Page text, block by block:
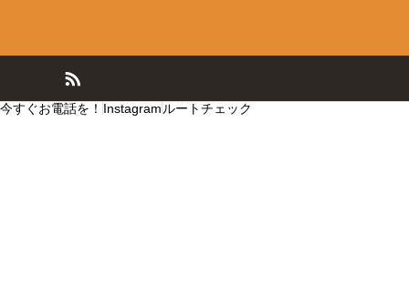
今すぐお電話を！ Instagram ルートチェック